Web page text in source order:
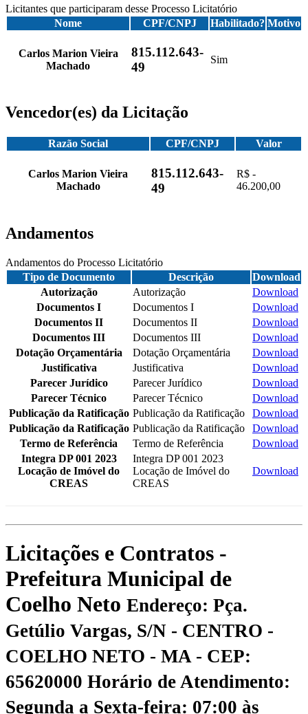
Licitantes que participaram desse Processo Licitatório
Nome
CPF/CNPJ Habilitado? Motivo
Carlos Marion Vieira
Machado
815.112.643-
49
Sim
Vencedor(es) da Licitação
Razão Social CPF/CNPJ Valor
Carlos Marion Vieira
Machado
815.112.643-
49
R$ -
46.200,00
Andamentos
Andamentos do Processo Licitatório
Tipo de Documento
Descrição
Download
Autorização
Autorização
Download
Documentos I
Documentos I
Download
Documentos II
Documentos II
Download
Documentos III
Documentos III
Download
Dotação Orçamentária
Dotação Orçamentária
Download
Justificativa
Justificativa
Download
Parecer Jurídico
Parecer Jurídico
Download
Parecer Técnico
Parecer Técnico
Download
Publicação da Ratificação Publicação da Ratificação
Download
Publicação da Ratificação Publicação da Ratificação
Download
Termo de Referência
Termo de Referência
Download
Integra DP 001 2023
Locação de Imóvel do
CREAS
Integra DP 001 2023
Locação de Imóvel do
CREAS
Download
Licitações e Contratos -
Prefeitura Municipal de
Coelho Neto Endereço: Pça.
Getúlio Vargas, S/N - CENTRO -
COELHO NETO - MA - CEP:
65620000 Horário de Atendimento:
Segunda a Sexta-feira: 07:00 às